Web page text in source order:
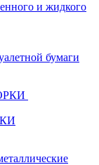
и жидкого
бумаги